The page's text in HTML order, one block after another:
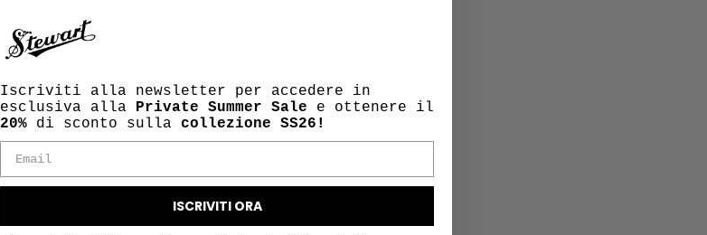
Iscriviti alla newsletter per accedere in
esclusiva alla Private Summer Sale e ottenere il
20% di sconto sulla collezione SS26!
ISCRIVITI ORA